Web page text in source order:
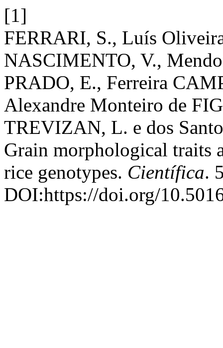
[1]
FERRARI, S., Luís
NASCIMENTO, V.,
PRADO, E., Ferreira
Alexandre Monteiro de
TREVIZAN, L. e dos
Grain morphological traits
rice genotypes. Científica.
DOI:https://doi.org/